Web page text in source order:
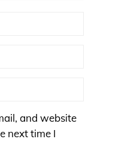
and website
next time I